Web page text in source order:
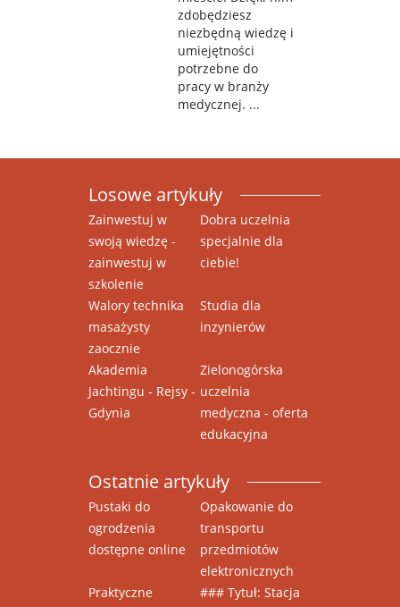
zdobędziesz
niezbędną wiedzę i
umiejętności
potrzebne do
pracy w branży
medycznej. ...
Losowe artykuły
Zainwestuj w
swoją wiedzę -
zainwestuj w
szkolenie
Dobra uczelnia
specjalnie dla
ciebie!
Walory technika
masażysty
zaocznie
Studia dla
inzynierów
Akademia
Jachtingu - Rejsy -
Gdynia
Zielonogórska
uczelnia
medyczna - oferta
edukacyjna
Ostatnie artykuły
Pustaki do
ogrodzenia
dostępne online
Opakowanie do
transportu
przedmiotów
elektronicznych
Praktyczne
### Tytuł: Stacja